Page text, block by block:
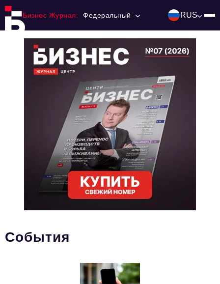
Бизнес Журнал: Федеральный RUS
Ниши и рынки
Технологии и тренды
Тема номера
События